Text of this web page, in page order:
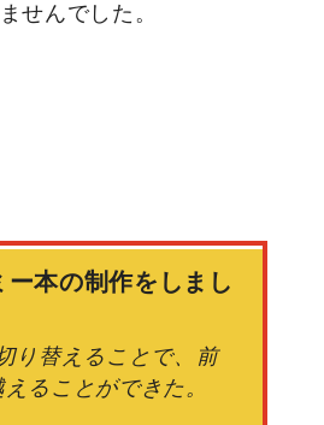
せんでした。
本の制作をしまし
り替えることで、前
ることができた。